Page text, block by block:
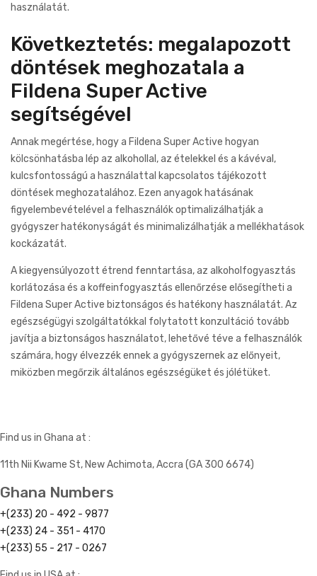
használatát.
Következtetés: megalapozott
döntések meghozatala a
Fildena Super Active
segítségével
Annak megértése, hogy a Fildena Super Active hogyan
kölcsönhatásba lép az alkohollal, az ételekkel és a kávéval,
kulcsfontosságú a használattal kapcsolatos tájékozott
döntések meghozatalához. Ezen anyagok hatásának
figyelembevételével a felhasználók optimalizálhatják a
gyógyszer hatékonyságát és minimalizálhatják a mellékhatások
kockázatát.
A kiegyensúlyozott étrend fenntartása, az alkoholfogyasztás
korlátozása és a koffeinfogyasztás ellenőrzése elősegítheti a
Fildena Super Active biztonságos és hatékony használatát. Az
egészségügyi szolgáltatókkal folytatott konzultáció tovább
javítja a biztonságos használatot, lehetővé téve a felhasználók
számára, hogy élvezzék ennek a gyógyszernek az előnyeit,
miközben megőrzik általános egészségüket és jólétüket.
Find us in Ghana at :
11th Nii Kwame St, New Achimota, Accra (GA 300 6674)
Ghana Numbers
+(233) 20 - 492 - 9877
+(233) 24 - 351 - 4170
+(233) 55 - 217 - 0267